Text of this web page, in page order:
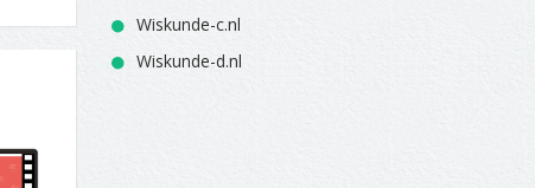
Wiskunde-c.nl
Wiskunde-d.nl